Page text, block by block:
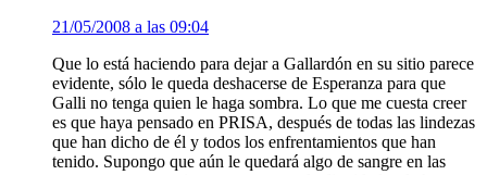
21/05/2008 a las 09:04
Que lo está haciendo para dejar a Gallardón en su sitio parece
evidente, sólo le queda deshacerse de Esperanza para que
Galli no tenga quien le haga sombra. Lo que me cuesta creer
es que haya pensado en PRISA, después de todas las lindezas
que han dicho de él y todos los enfrentamientos que han
tenido. Supongo que aún le quedará algo de sangre en las